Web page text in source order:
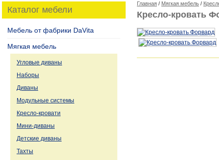
Каталог мебели
Мебель от фабрики DaVita
Мягкая мебель
Угловые диваны
Наборы
Диваны
Модульные системы
Кресло-кровати
Мини-диваны
Детские диваны
Тахты
Главная / Мягкая мебель /
Кресло-кровать